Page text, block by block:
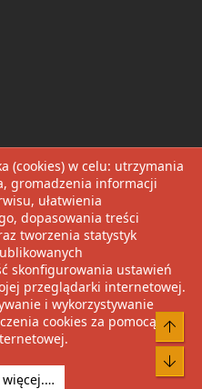
Umieść Link
® © 2010-2022 XenForo Ltd.
Media embeds
(cookies) w celu: utrzymania
gromadzenia informacji
ułatwienia
dopasowania treści
tworzenia statystyk
skonfigurowania ustawień
przeglądarki internetowej.
i wykorzystywanie
cookies za pomocą
więcej.…
Do